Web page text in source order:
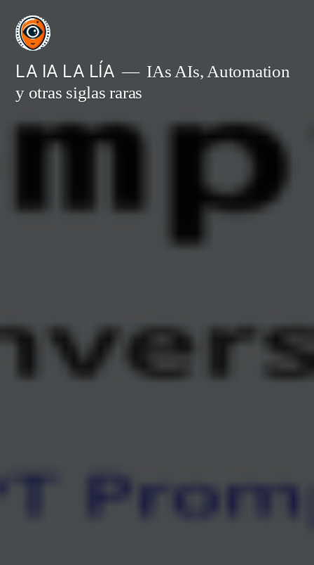
Saltar
contenido
LA IA LA LÍA
IAs AIs, Automation
y otras siglas raras